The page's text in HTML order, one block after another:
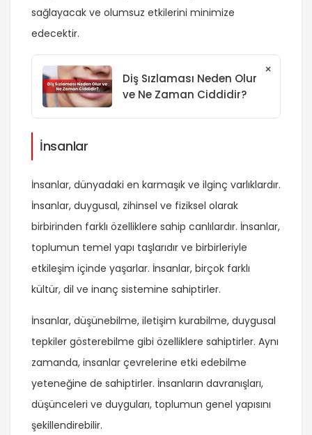
sağlayacak ve olumsuz etkilerini minimize
edecektir.
Diş Sızlaması Neden Olur
ve Ne Zaman Ciddidir?
×
İnsanlar
İnsanlar, dünyadaki en karmaşık ve ilginç varlıklardır.
İnsanlar, duygusal, zihinsel ve fiziksel olarak
birbirinden farklı özelliklere sahip canlılardır. İnsanlar,
toplumun temel yapı taşlarıdır ve birbirleriyle
etkileşim içinde yaşarlar. İnsanlar, birçok farklı
kültür, dil ve inanç sistemine sahiptirler.
İnsanlar, düşünebilme, iletişim kurabilme, duygusal
tepkiler gösterebilme gibi özelliklere sahiptirler. Aynı
zamanda, insanlar çevrelerine etki edebilme
yeteneğine de sahiptirler. İnsanların davranışları,
düşünceleri ve duyguları, toplumun genel yapısını
şekillendirebilir.